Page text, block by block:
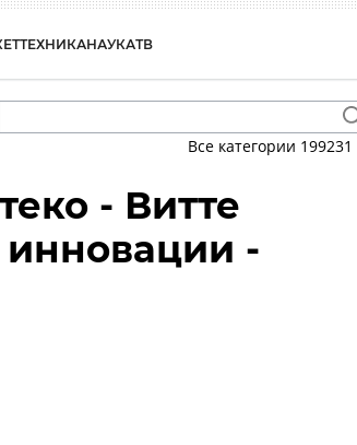
ТЕХНИКАНАУКАТВ
Все категории 199231
- Витте
инновации -